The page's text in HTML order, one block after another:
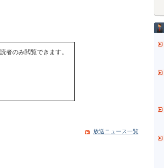
者のみ閲覧できます。
放送ニュース一覧